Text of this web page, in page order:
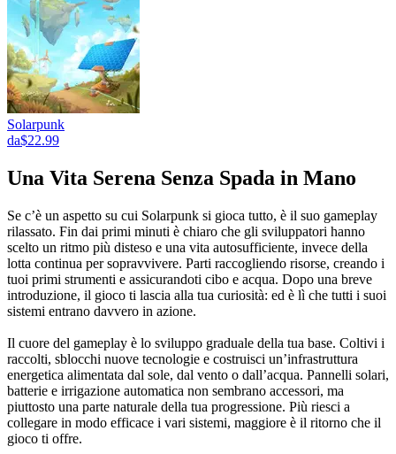
Solarpunk
da$22.99
Una Vita Serenа Senza Spada in Mano
Se c’è un aspetto su cui Solarpunk si gioca tutto, è il suo gameplay
rilassato. Fin dai primi minuti è chiaro che gli sviluppatori hanno
scelto un ritmo più disteso e una vita autosufficiente, invece della
lotta continua per sopravvivere. Parti raccogliendo risorse, creando i
tuoi primi strumenti e assicurandoti cibo e acqua. Dopo una breve
introduzione, il gioco ti lascia alla tua curiosità: ed è lì che tutti i suoi
sistemi entrano davvero in azione.
Il cuore del gameplay è lo sviluppo graduale della tua base. Coltivi i
raccolti, sblocchi nuove tecnologie e costruisci un’infrastruttura
energetica alimentata dal sole, dal vento o dall’acqua. Pannelli solari,
batterie e irrigazione automatica non sembrano accessori, ma
piuttosto una parte naturale della tua progressione. Più riesci a
collegare in modo efficace i vari sistemi, maggiore è il ritorno che il
gioco ti offre.